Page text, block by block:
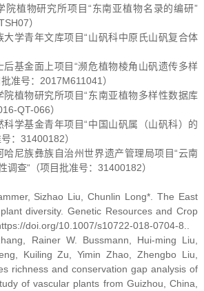
院植物研究所项目“东南亚植物名录的编研”
）
学青年文库项目“山矾科中原氏山矾复合体
基金面上项目“濒危植物棱角山矾遗传多样
准号：2017M611041）
院植物研究所项目“东南亚植物多样性数据库
QT-066）
学基金青年项目“中国山矾属（山矾科）的
：31400182）
尼族彝族自治州世界遗产管理局项目“云南
调查“（项目批准号：31400182）
Sizhao Liu, Chunlin Long*. The East
diversity. Genetic Resources and Crop
doi.org/10.1007/s10722-018-0704-8..
Rainer W. Bussmann, Hui-ming Liu,
Kuiling Zu, Yimin Zhao, Zhengbo Liu,
richness and conservation gap analysis of
of vascular plants from Guizhou, China,